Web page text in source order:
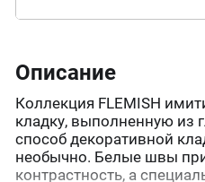
Описание
Коллекция FLEMISH
кладку, выполненную из
способ декоративной
необычно. Белые швы
контрастность, а